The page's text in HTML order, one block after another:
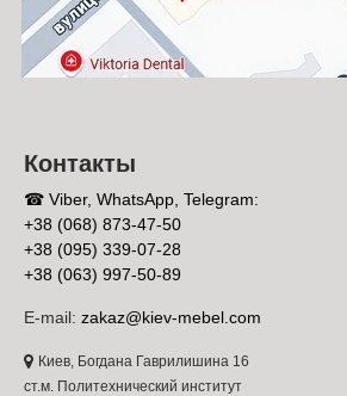
легко адаптируются под разные
функциональности.
Как выбрать прямую или
интернет-магазина Киев-Мебель™
модульную, прямую или угловую кухню
стиле по цене производителя. Кухни
Люкс и Стандарт, что позволяет
вариант по бюджету и уровню
Парма покупатели ориентируются
стоимость, внешний вид, надежность,
долговечность материалов.
современный дизайн, реальные
конкурентную цену.
Контакты
☎ Viber, WhatsApp, Telegram:
+38 (068) 873-47-50
+38 (095) 339-07-28
+38 (063) 997-50-89
E-mail: zakaz@kiev-mebel.com
Киев, Богдана Гаврилишина 16
ст.м. Политехнический институт